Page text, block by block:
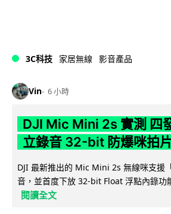
3C科技 家居無線 影音產品
Vin 6 小時
DJI Mic Mini 2s 實測 四
立錄音 32-bit 防爆咪拍
DJI 最新推出的 Mic Mini 2s 無線咪支援
音，並首度下放 32-bit Float 浮點內錄功
閱讀全文